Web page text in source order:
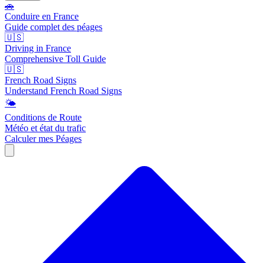
🚗
Conduire en France
Guide complet des péages
🇺🇸
Driving in France
Comprehensive Toll Guide
🇺🇸
French Road Signs
Understand French Road Signs
🌤️
Conditions de Route
Météo et état du trafic
Calculer mes Péages